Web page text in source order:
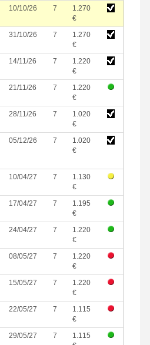
10/10/26 7
1.270
€
31/10/26 7
1.270
€
14/11/26 7
1.220
€
21/11/26 7
1.220
€
28/11/26 7
1.020
€
05/12/26 7
1.020
€
10/04/27 7
1.130
€
17/04/27 7
1.195
€
24/04/27 7
1.220
€
08/05/27 7
1.220
€
15/05/27 7
1.220
€
22/05/27 7
1.115
€
29/05/27 7
1.115